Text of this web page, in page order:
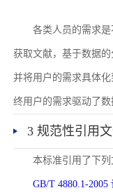
各类人员的需求
获取文献，基于数据
并将用户的需求具体
终用户的需求驱动了
3 规范性引用
本标准引用了下
GB/T 4880.1-